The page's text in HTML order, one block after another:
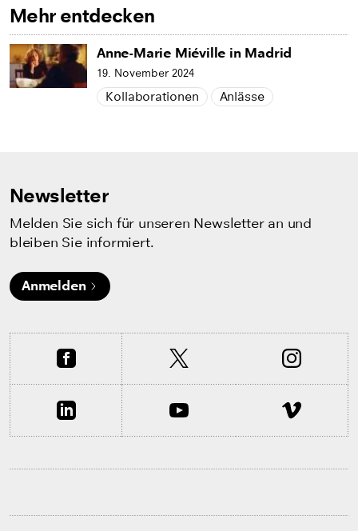
Mehr entdecken
Anne-Marie Miéville in Madrid
19. November 2024
Kollaborationen Anlässe
Newsletter
Melden Sie sich für unseren Newsletter an und
bleiben Sie informiert.
Anmelden